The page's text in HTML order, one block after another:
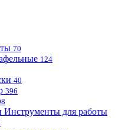
70
124
40
396
Инструменты для работы